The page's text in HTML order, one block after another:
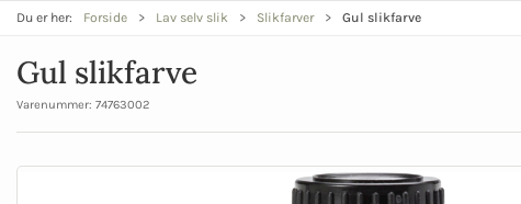
Du er her: Forside Lav selv slik Slikfarver Gul slikfarve
Gul slikfarve
Varenummer: 74763002